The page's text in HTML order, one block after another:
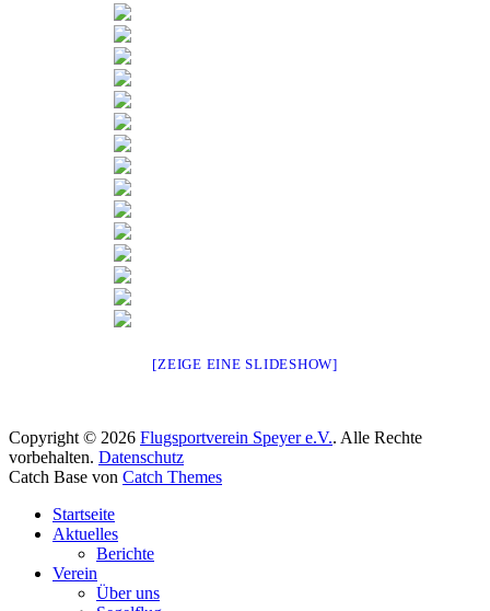
[ZEIGE EINE SLIDESHOW]
Copyright © 2026 Flugsportverein Speyer e.V.. Alle Rechte
vorbehalten. Datenschutz
Catch Base von Catch Themes
oben
scrollen
Startseite
Aktuelles
Berichte
Verein
Über uns